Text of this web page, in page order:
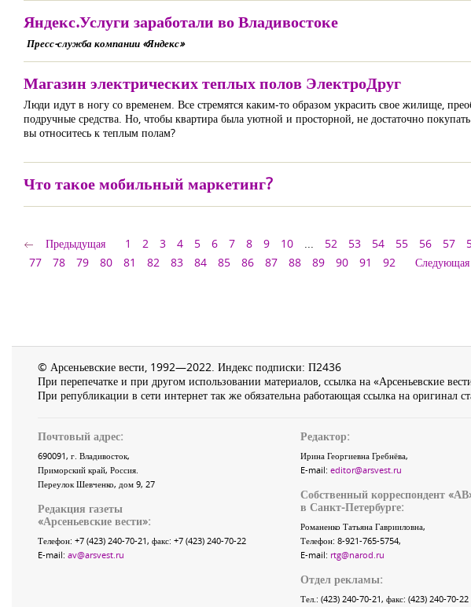
Яндекс.Услуги заработали во Владивостоке
Пресс-служба компании «Яндекс»
Магазин электрических теплых полов ЭлектроДруг
Люди идут в ногу со временем. Все стремятся каким-то образом украсить свое жилище,
подручные средства. Но, чтобы квартира была уютной и просторной, не достаточно
вы относитесь к теплым полам?
Что такое мобильный маркетинг?
Предыдущая 1 2 3 4 5 6 7 8 9 10 ... 52 53 54 55 56 57
77
78 79 80 81 82 83 84 85 86 87 88 89 90 91 92 Следующая
© Арсеньевские вести, 1992—2022. Индекс подписки: П2436
При перепечатке и при другом использовании материалов, ссылка на «Арсеньевские
При републикации в сети интернет так же обязательна работающая ссылка на оригинал
Почтовый адрес:
690091, г. Владивосток,
Приморский край, Россия.
Переулок Шевченко, дом 9, 27
Редакция газеты
«Арсеньевские вести»:
Телефон: +7 (423) 240-70-21, факс: +7 (423) 240-70-22
E-mail: av@arsvest.ru
Редактор:
Ирина Георгиевна Гребнёва,
E-mail: editor@arsvest.ru
Собственный корреспондент
в Санкт-Петербурге:
Романенко Татьяна Гаврииловна,
Телефон: 8-921-765-5754,
E-mail: rtg@narod.ru
Отдел рекламы:
Тел.: (423) 240-70-21, факс: (423) 240-70-22